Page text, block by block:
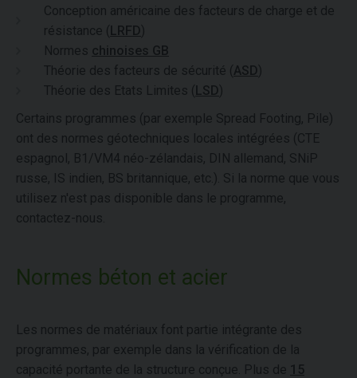
Conception américaine des facteurs de charge et de
résistance ( LRFD)
Normes chinoises GB
Théorie des facteurs de sécurité ( ASD)
Théorie des Etats Limites ( LSD)
Certains programmes (par exemple Spread Footing, Pile)
ont des normes géotechniques locales intégrées (CTE
espagnol, B1/VM4 néo-zélandais, DIN allemand, SNiP
russe, IS indien, BS britannique, etc.). Si la norme que vous
utilisez n'est pas disponible dans le programme,
contactez-nous.
Normes béton et acier
Les normes de matériaux font partie intégrante des
programmes, par exemple dans la vérification de la
capacité portante de la structure conçue. Plus de 15